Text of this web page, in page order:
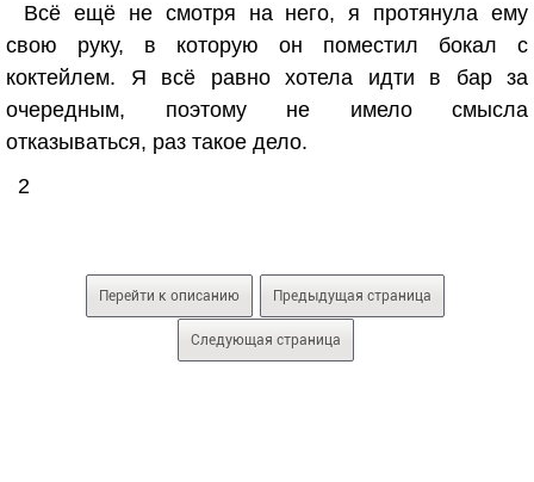
Всё ещё не смотря на него, я протянула ему
свою руку, в которую он поместил бокал с
коктейлем. Я всё равно хотела идти в бар за
очередным, поэтому не имело смысла
отказываться, раз такое дело.
2
Перейти к описанию Предыдущая страница
Следующая страница